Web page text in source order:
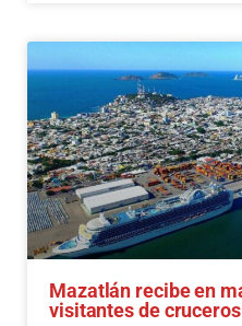
Mazatlán recibe en
visitantes de cruceros